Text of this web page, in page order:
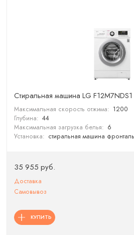
Cтиральная машина LG F12M7NDS1
Максимальная скорость отжима: 1200
Глубина: 44
Максимальная загрузка белья: 6
Установка: стиральная машина
35 955 руб.
Доставка
Самовывоз
КУПИТЬ